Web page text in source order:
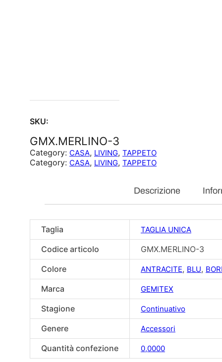
SKU:
GMX.MERLINO-3
Category: CASA, LIVING, TAPPETO
Category: CASA, LIVING, TAPPETO
Descrizione
Taglia TAGLIA UNICA
Codice articolo
GMX.MERLINO-3
Colore
ANTRACITE, BLU,
Marca GEMITEX
Stagione Continuativo
Genere Accessori
Quantità confezione 0,0000